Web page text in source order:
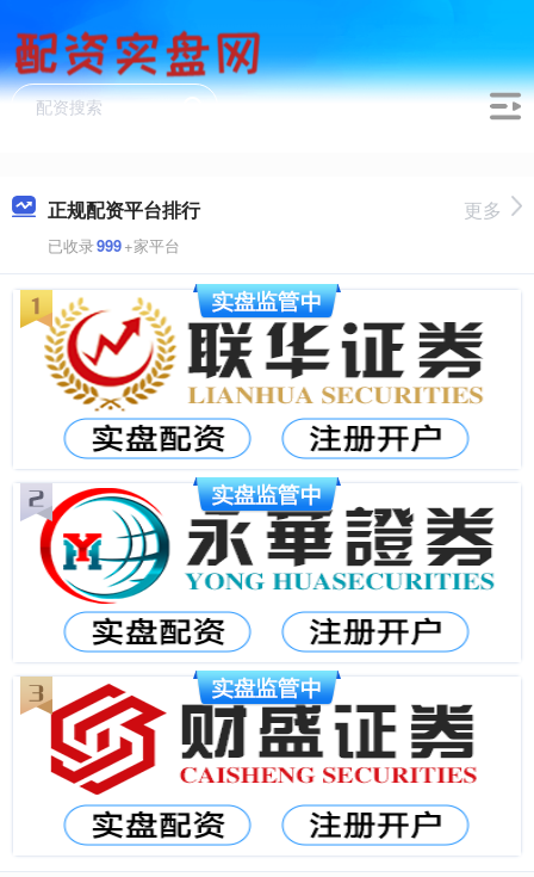
正规配资平台排行
已收录999+家平台
更多